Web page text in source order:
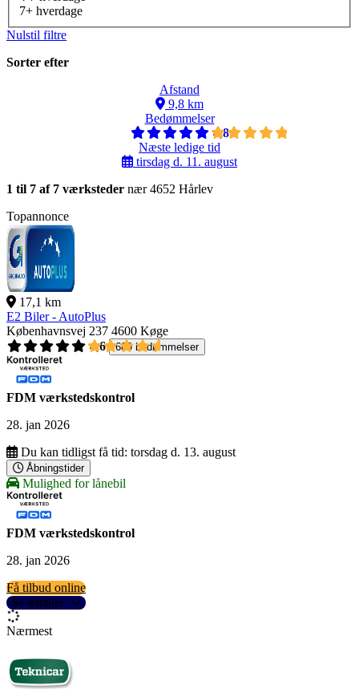
7+ hverdage
Nulstil filtre
Sorter efter
Afstand
9,8 km
Bedømmelser
4,8
Næste ledige tid
tirsdag d. 11. august
1 til 7 af 7 værksteder nær 4652 Hårlev
Topannonce
17,1 km
E2 Biler - AutoPlus
Københavnsvej 237 4600 Køge
4,6
689 bedømmelser
FDM værkstedskontrol
28. jan 2026
Du kan tidligst få tid: torsdag d. 13. august
Åbningstider
Mulighed for lånebil
FDM værkstedskontrol
28. jan 2026
Få tilbud online
Se detaljer
Nærmest